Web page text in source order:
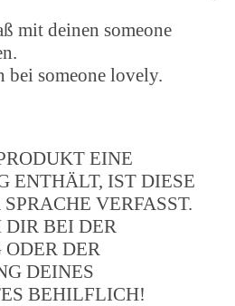
mit deinen someone
bei someone lovely.
EINE
ENTHÄLT, IST DIESE
VERFASST.
DIR BEI DER
DER
DEINES
BEHILFLICH!